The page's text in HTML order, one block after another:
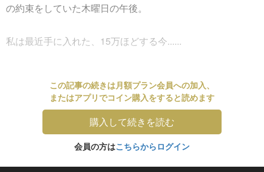
の約束をしていた木曜日の午後。
私は最近手に入れた、15万ほどする今......
この記事の続きは月額プラン会員への加入、
またはアプリでコイン購入をすると読めます
購入して続きを読む
会員の方はこちらからログイン